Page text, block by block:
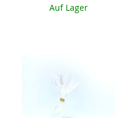
Auf Lager